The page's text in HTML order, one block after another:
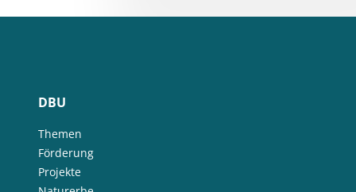
DBU
Themen
Förderung
Projekte